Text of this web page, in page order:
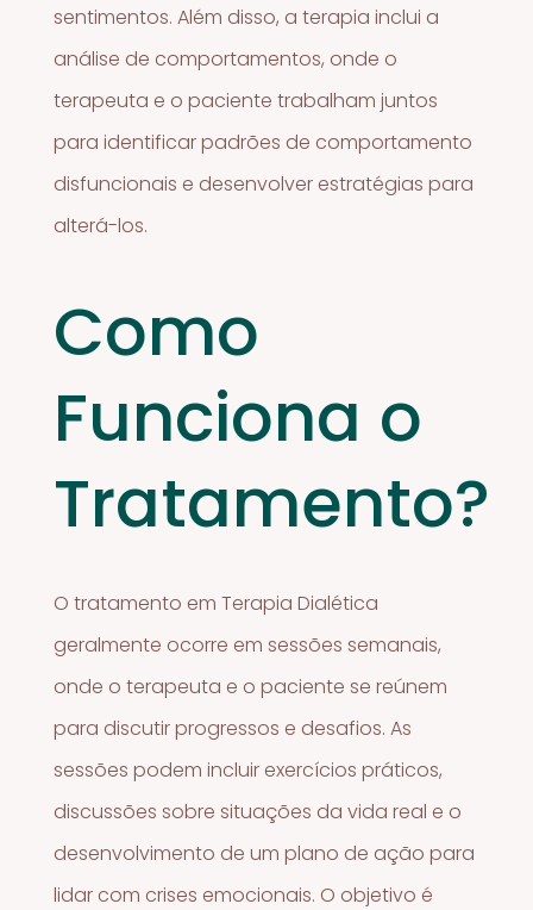
sentimentos. Além disso, a terapia inclui a
análise de comportamentos, onde o
terapeuta e o paciente trabalham juntos
para identificar padrões de comportamento
disfuncionais e desenvolver estratégias para
alterá-los.
Como
Funciona o
Tratamento?
O tratamento em Terapia Dialética
geralmente ocorre em sessões semanais,
onde o terapeuta e o paciente se reúnem
para discutir progressos e desafios. As
sessões podem incluir exercícios práticos,
discussões sobre situações da vida real e o
desenvolvimento de um plano de ação para
lidar com crises emocionais. O objetivo é